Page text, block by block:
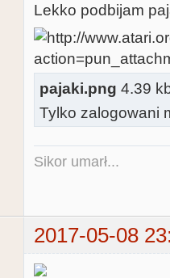
Lekko podbijam
pajaki.png 4.39
Tylko zalogowani
Sikor umarł...
2017-05-08